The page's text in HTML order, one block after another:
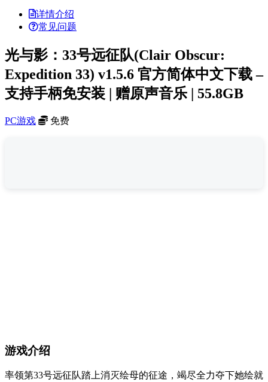
详情介绍
常见问题
光与影：33号远征队(Clair Obscur:
Expedition 33) v1.5.6 官方简体中文下载 –
支持手柄免安装 | 赠原声音乐 | 55.8GB
PC游戏 免费
游戏介绍
率领第33号远征队踏上消灭绘母的征途，竭尽全力夺下她绘就